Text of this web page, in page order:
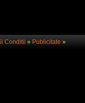
Conditii » Publicitate»